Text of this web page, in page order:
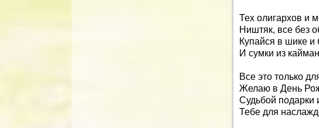
Тех олигархов и
Ништяк, все без
Купайся в шике и
И сумки из
Все это только
Желаю в День
Судьбой подарки
Тебе для